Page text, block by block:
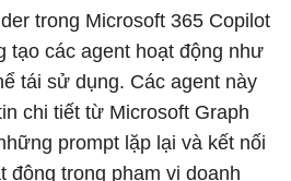
trong Microsoft 365 Copilot
tạo các agent hoạt động như
tái sử dụng. Các agent này
chi tiết từ Microsoft Graph
prompt lặp lại và kết nối
động trong phạm vi doanh